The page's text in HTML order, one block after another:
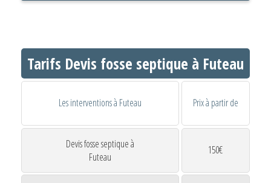
Tarifs Devis fosse septique à Futeau
Les interventions à Futeau Prix à partir de
Devis fosse septique à
Futeau
150€